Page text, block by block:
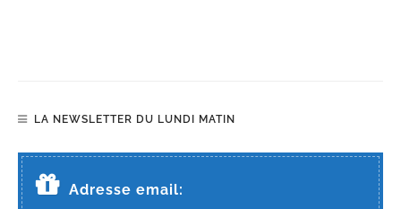
LA NEWSLETTER DU LUNDI MATIN
Adresse email: